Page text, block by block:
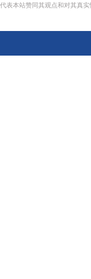
代表本站赞同其观点和对其真